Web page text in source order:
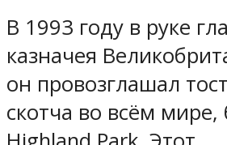
В 1993 году в руке
казначея
он провозглашал
скотча во всём мире,